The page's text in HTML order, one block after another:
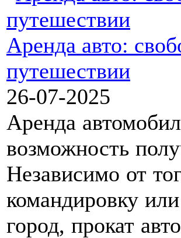
Аренда авто:
путешествии
26-07-2025
Аренда
возможность
Независимо от
командировку
город, прокат